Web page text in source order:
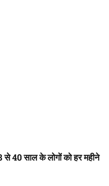
40 साल के लोगों को हर महीने